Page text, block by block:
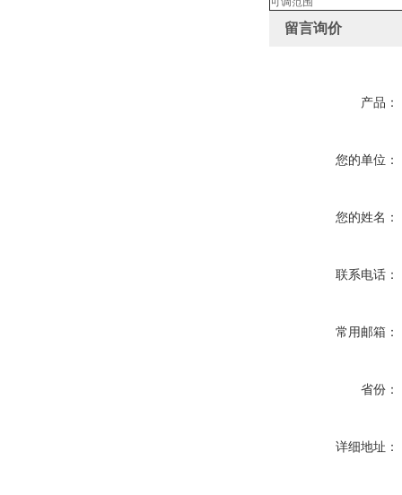
留言询价
产品：
您的单位：
您的姓名：
联系电话：
常用邮箱：
省份：
详细地址：